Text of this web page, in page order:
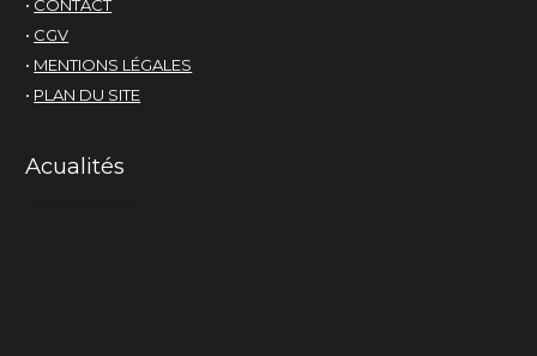
• CONTACT
• CGV
• MENTIONS LÉGALES
• PLAN DU SITE
Acualités